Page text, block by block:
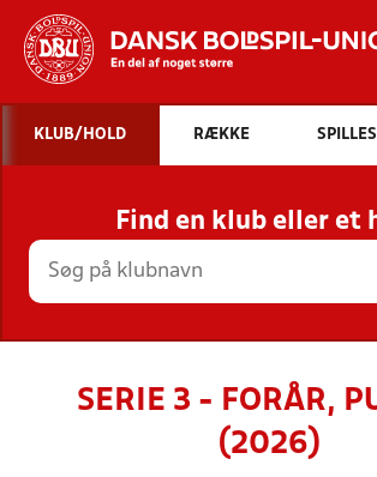
Hvad
INDHOLD
STILLINGER, RESULTATER,
HOLD
KLUB/HOLD RÆKKE
Find en klub eller et
SERIE 3 - FORÅR,
(2026)